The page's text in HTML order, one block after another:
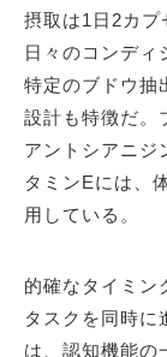
摂取は1日2カプ
日々のコンディ
特定のブドウ抽
設計も特徴だ。
アントシアニジ
タミンEには、
用している。
的確なタイミン
タスクを同時に
は、認知機能の